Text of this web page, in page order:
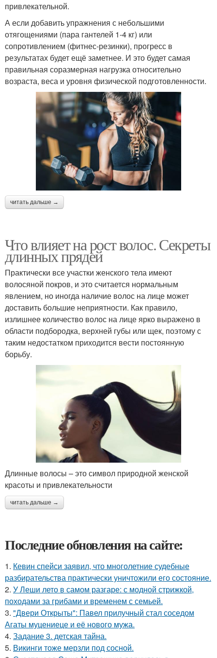
привлекательной.
А если добавить упражнения с небольшими
отягощениями (пара гантелей 1-4 кг) или
сопротивлением (фитнес-резинки), прогресс в
результатах будет ещё заметнее. И это будет самая
правильная соразмерная нагрузка относительно
возраста, веса и уровня физической подготовленности.
читать дальше →
Что влияет на рост волос. Секреты
длинных прядей
Практически все участки женского тела имеют
волосяной покров, и это считается нормальным
явлением, но иногда наличие волос на лице может
доставить большие неприятности. Как правило,
излишнее количество волос на лице ярко выражено в
области подбородка, верхней губы или щек, поэтому с
таким недостатком приходится вести постоянную
борьбу.
Длинные волосы – это символ природной женской
красоты и привлекательности
читать дальше →
Последние обновления на сайте:
1. Кевин спейси заявил, что многолетние судебные
разбирательства практически уничтожили его состояние.
2. У Леши лето в самом разгаре: с модной стрижкой,
походами за грибами и временем с семьей.
3. "Двери Открыты": Павел прилучный стал соседом
Агаты муцениеце и её нового мужа.
4. Задание 3. детская тайна.
5. Викинги тоже мерзли под сосной.